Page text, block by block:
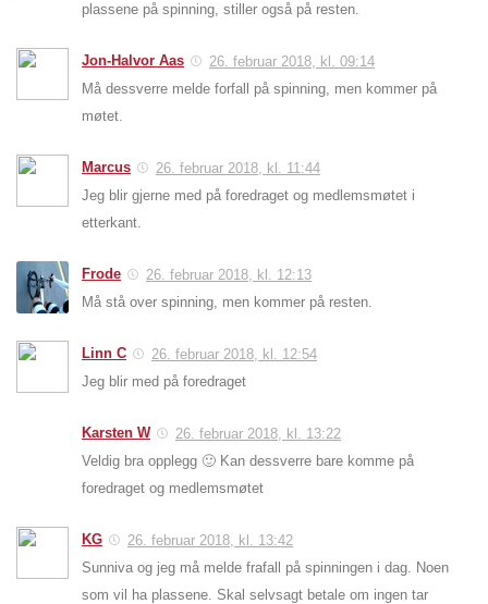
plassene på spinning, stiller også på resten.
Jon-Halvor Aas
26. februar 2018, kl. 09:14
Må dessverre melde forfall på spinning, men kommer på
møtet.
Marcus
26. februar 2018, kl. 11:44
Jeg blir gjerne med på foredraget og medlemsmøtet i
etterkant.
Frode
26. februar 2018, kl. 12:13
Må stå over spinning, men kommer på resten.
Linn C
26. februar 2018, kl. 12:54
Jeg blir med på foredraget
Karsten W
26. februar 2018, kl. 13:22
Veldig bra opplegg 🙂 Kan dessverre bare komme på
foredraget og medlemsmøtet
KG
26. februar 2018, kl. 13:42
Sunniva og jeg må melde frafall på spinningen i dag. Noen
som vil ha plassene. Skal selvsagt betale om ingen tar